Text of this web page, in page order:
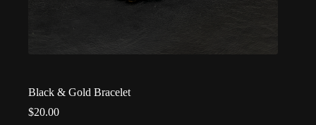
Black & Gold Bracelet
$20.00